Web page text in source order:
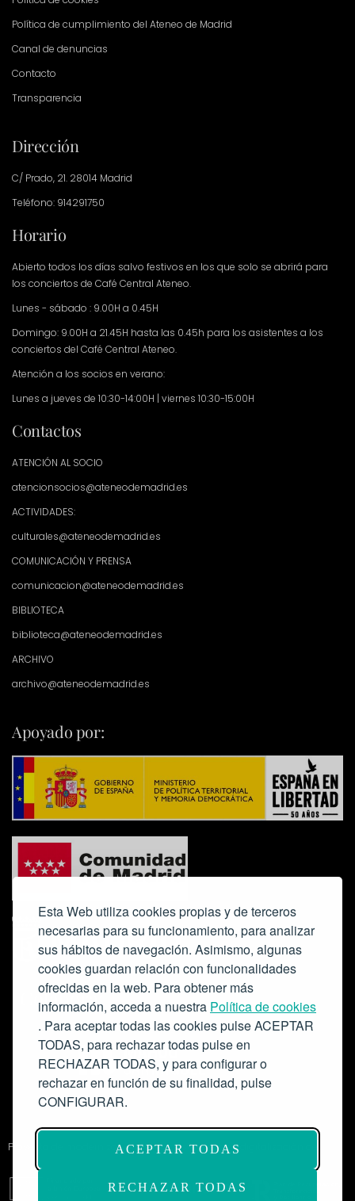
Esta Web utiliza cookies propias y de terceros
necesarias para su funcionamiento, para analizar
sus hábitos de navegación. Asimismo, algunas
cookies guardan relación con funcionalidades
ofrecidas en la web. Para obtener más
información, acceda a nuestra Política de cookies
. Para aceptar todas las cookies pulse ACEPTAR
TODAS, para rechazar todas pulse en
RECHAZAR TODAS, y para configurar o
rechazar en función de su finalidad, pulse
CONFIGURAR.
ACEPTAR TODAS
RECHAZAR TODAS
Política de cumplimiento del Ateneo de Madrid
Canal de denuncias
Contacto
Transparencia
Dirección
C/ Prado, 21. 28014 Madrid
Teléfono: 914291750
Horario
Abierto todos los días salvo festivos en los que solo se abrirá para
los conciertos de Café Central Ateneo.
Lunes - sábado : 9.00H a 0.45H
Domingo: 9.00H a 21.45H hasta las 0.45h para los asistentes a los
conciertos del Café Central Ateneo.
Atención a los socios en verano:
Lunes a jueves de 10:30-14:00H | viernes 10:30-15:00H
Contactos
ATENCIÓN AL SOCIO
atencionsocios@ateneodemadrid.es
ACTIVIDADES:
culturales@ateneodemadrid.es
COMUNICACIÓN Y PRENSA
comunicacion@ateneodemadrid.es
BIBLIOTECA
biblioteca@ateneodemadrid.es
ARCHIVO
archivo@ateneodemadrid.es
Apoyado por:
Colabora:
Proyecto de modernización de infraestructuras y digitalización del
Salón de Actos del Ateneo de Madrid como espacio escénico-musical.
Subvención: 175.000€